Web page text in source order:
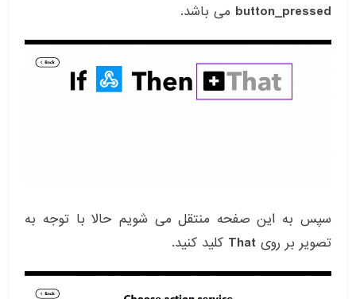
button_pressed می باشد.
سپس به این صفحه منتقل می شویم حالا با توجه به
تصویر بر روی That کلید کنید.